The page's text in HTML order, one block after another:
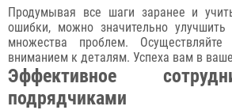
Продумывая все шаги заранее и
ошибки, можно значительно улучшить
множества проблем.
вниманием к деталям. Успеха вам в
Эффективное
подрядчиками